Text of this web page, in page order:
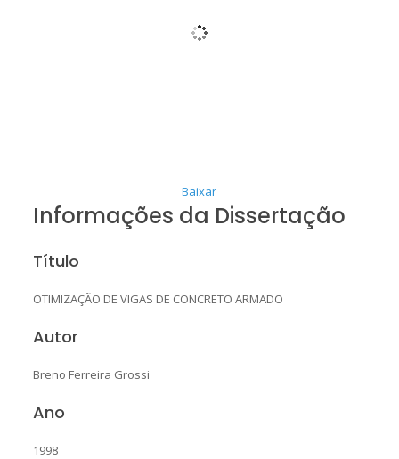
Baixar
Informações da Dissertação
Título
OTIMIZAÇÃO DE VIGAS DE CONCRETO ARMADO
Autor
Breno Ferreira Grossi
Ano
1998